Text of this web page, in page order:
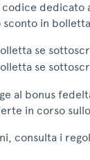
in
se
se
al bonus
in corso
consulta i